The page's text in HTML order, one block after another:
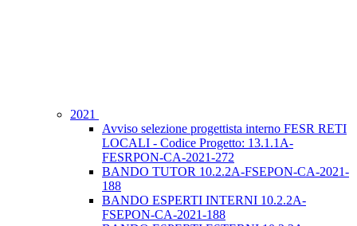
2021
Avviso selezione progettista interno FESR RETI
LOCALI - Codice Progetto: 13.1.1A-
FESRPON-CA-2021-272
BANDO TUTOR 10.2.2A-FSEPON-CA-2021-
188
BANDO ESPERTI INTERNI 10.2.2A-
FSEPON-CA-2021-188